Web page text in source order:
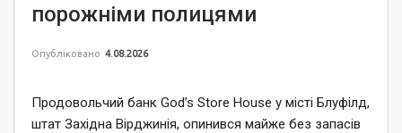
порожніми полицями
Опубліковано 4.08.2026
Продовольчий банк God’s Store House у місті Блуфілд,
штат Західна Вірджинія, опинився майже без запасів